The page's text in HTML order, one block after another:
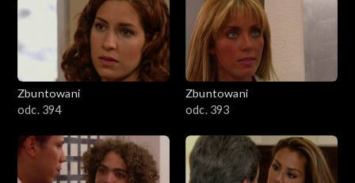
Zbuntowani
odc. 394
Zbuntowani
odc. 393